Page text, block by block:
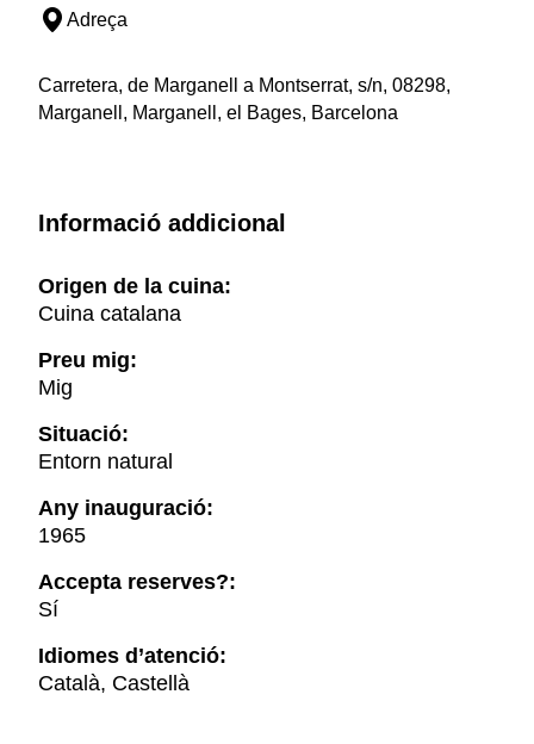
Adreça
Carretera, de Marganell a Montserrat, s/n, 08298,
Marganell, Marganell, el Bages, Barcelona
Informació addicional
Origen de la cuina:
Cuina catalana
Preu mig:
Mig
Situació:
Entorn natural
Any inauguració:
1965
Accepta reserves?:
Sí
Idiomes d’atenció:
Català, Castellà